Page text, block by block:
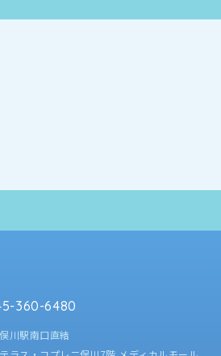
360-6480
川駅南口直結